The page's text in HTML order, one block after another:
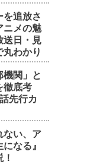
を追放さ
ニメの魅
送日・見
丸わかり
機関」と
徹底考
先行カ
ない、ア
なる』